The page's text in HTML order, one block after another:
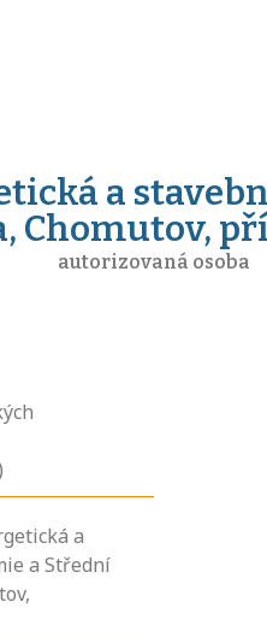
a
Chomutov,
autorizovaná osoba
a
a Střední